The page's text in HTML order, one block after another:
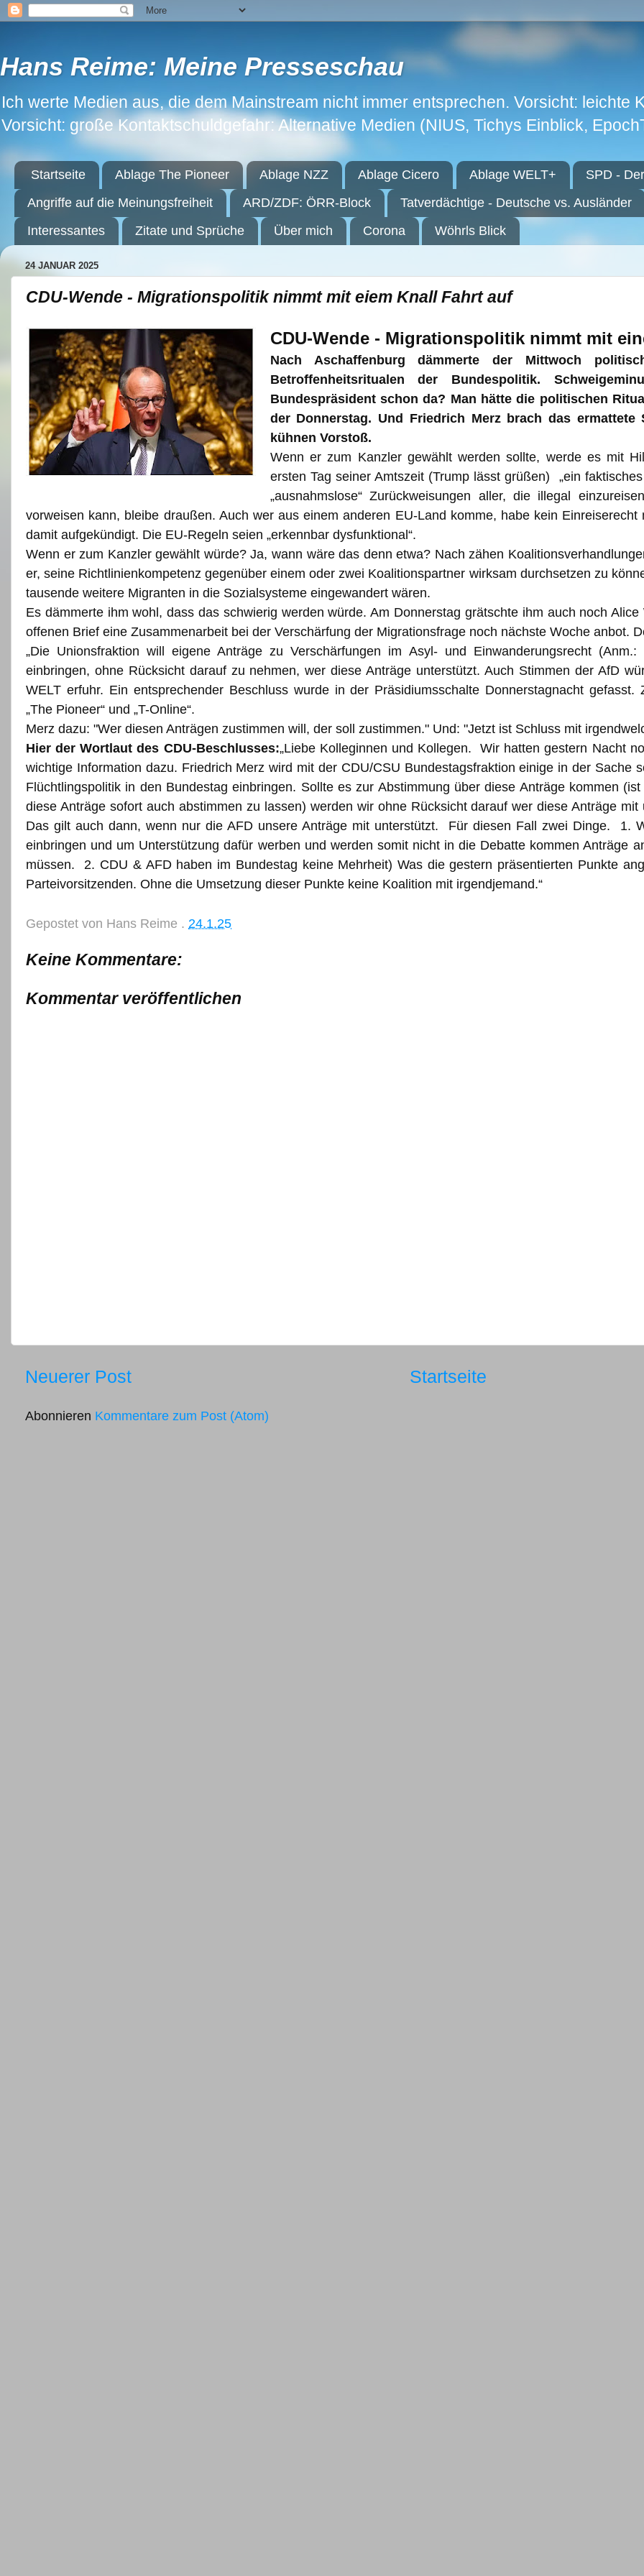
Hans Reime: Meine Presseschau
Ich werte Medien aus, die dem Mainstream nicht immer entsprechen. Vorsicht: leichte
Vorsicht: große Kontaktschuldgefahr: Alternative Medien (NIUS, Tichys Einblick,
Startseite Ablage The Pioneer Ablage NZZ Ablage Cicero Ablage WELT+ SPD -
Angriffe auf die Meinungsfreiheit
ARD/ZDF: ÖRR-Block Tatverdächtige - Deutsche vs. Ausländer
Interessantes
Zitate und Sprüche Über mich Corona Wöhrls Blick
24 JANUAR 2025
CDU-Wende - Migrationspolitik nimmt mit eiem Knall Fahrt auf
CDU-Wende - Migrationspolitik nimmt mit
Nach Aschaffenburg dämmerte der Mittwoch
Betroffenheitsritualen der Bundespolitik.
Bundespräsident schon da? Man hätte die politischen
der Donnerstag. Und Friedrich Merz brach das
kühnen Vorstoß.
Wenn er zum Kanzler gewählt werden sollte, werde es mit
ersten Tag seiner Amtszeit (Trump lässt grüßen)
„ein
„ausnahmslose“ Zurückweisungen aller, die illegal
vorweisen kann, bleibe draußen. Auch wer aus einem anderen EU-Land komme, habe kein
damit aufgekündigt. Die EU-Regeln seien „erkennbar dysfunktional“.
Wenn er zum Kanzler gewählt würde? Ja, wann wäre das denn etwa? Nach zähen
er, seine Richtlinienkompetenz gegenüber einem oder zwei Koalitionspartner wirksam durchsetzen zu
tausende weitere Migranten in die Sozialsysteme eingewandert wären.
Es dämmerte ihm wohl, dass das schwierig werden würde. Am Donnerstag grätschte ihm auch noch
offenen Brief eine Zusammenarbeit bei der Verschärfung der Migrationsfrage noch nächste Woche anbot.
„Die Unionsfraktion will eigene Anträge zu Verschärfungen im Asyl- und Einwanderungsrecht
einbringen, ohne Rücksicht darauf zu nehmen, wer diese Anträge unterstützt. Auch Stimmen der AfD
WELT erfuhr. Ein entsprechender Beschluss wurde in der Präsidiumsschalte Donnerstagnacht gefasst.
„The Pioneer“ und „T-Online“.
Merz dazu: "Wer diesen Anträgen zustimmen will, der soll zustimmen." Und: "Jetzt ist Schluss mit
Hier der Wortlaut des CDU-Beschlusses:„Liebe Kolleginnen und Kollegen. Wir hatten gestern Nacht
wichtige Information dazu. Friedrich Merz wird mit der CDU/CSU Bundestagsfraktion einige in der Sache
Flüchtlingspolitik in den Bundestag einbringen. Sollte es zur Abstimmung über diese Anträge kommen
diese Anträge sofort auch abstimmen zu lassen) werden wir ohne Rücksicht darauf wer diese Anträge
Das gilt auch dann, wenn nur die AFD unsere Anträge mit unterstützt. Für diesen Fall zwei Dinge. 1.
einbringen und um Unterstützung dafür werben und werden somit nicht in die Debatte kommen Anträge
müssen. 2. CDU & AFD haben im Bundestag keine Mehrheit) Was die gestern präsentierten Punkte
Parteivorsitzenden. Ohne die Umsetzung dieser Punkte keine Koalition mit irgendjemand.“
Gepostet von Hans Reime . 24.1.25
Keine Kommentare:
Kommentar veröffentlichen
Neuerer Post Startseite
Abonnieren Kommentare zum Post (Atom)